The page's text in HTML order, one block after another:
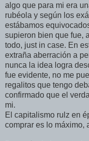
algo que para mi era
rubéola y según los
estábamos
supieron bien que fue,
todo, just in case. En
extraña aberración a
nunca la idea logra
fue evidente, no me
regalitos que tengo
confirmado que el
mi.
El capitalismo rulz en
comprar es lo máximo,